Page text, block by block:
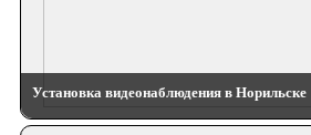
Установка видеонаблюдения в Норильске